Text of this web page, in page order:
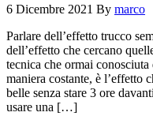
6 Dicembre 2021 By marco
Parlare dell’effetto trucco
dell’effetto che cercano
tecnica che ormai
maniera costante, è l’effetto
belle senza stare 3 ore
usare una […]